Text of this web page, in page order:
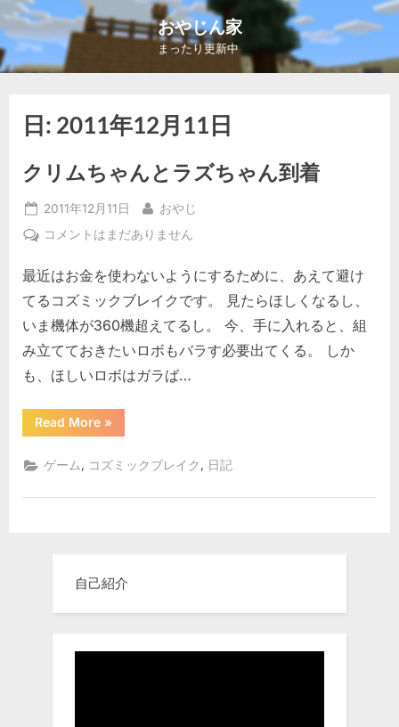
Skip
to
content
おやじん家
まったり更新中
日: 2011年12月11日
クリムちゃんとラズちゃん到着
Posted
on
2011年12月11日 By
おやじ
ク
ム
ち
ん
と
ラ
ち
ゃ
ん
着
コメントはまだありません
最近はお金を使わないようにするために、あえて避け
てるコズミックブレイクです。 見たらほしくなるし、
いま機体が360機超えてるし。 今、手に入れると、組
み立てておきたいロボもバラす必要出てくる。 しか
も、ほしいロボはガラば…
Read More“ク
リ
ち
ゃ
と
着”
»
ゲーム, コズミックブレイク, 日記
自己紹介